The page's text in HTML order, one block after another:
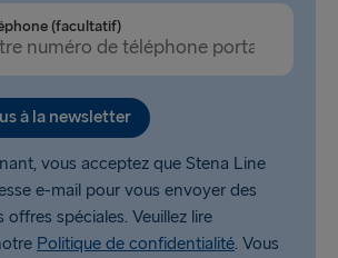
(facultatif)
à la newsletter
vous acceptez que Stena Line
e-mail pour vous envoyer des
offres spéciales. Veuillez lire
Politique de confidentialité. Vous